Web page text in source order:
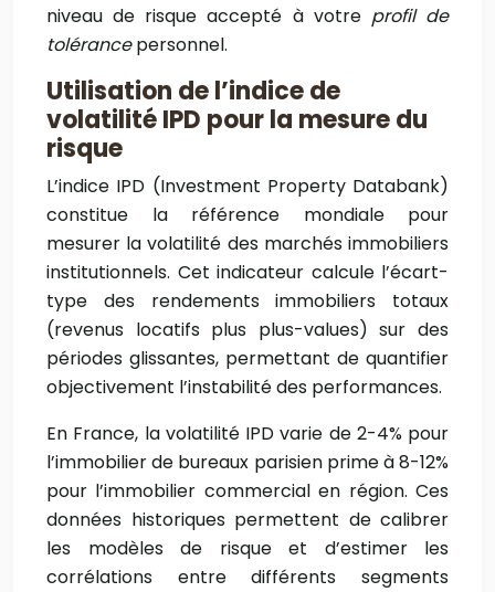
niveau de risque accepté à votre profil de
tolérancepersonnel.
Utilisation de l’indice de
volatilité IPD pour la mesure du
risque
L’indice IPD (Investment Property Databank)
constitue la référence mondiale pour
mesurer la volatilité des marchés immobiliers
institutionnels. Cet indicateur calcule l’écart-
type des rendements immobiliers totaux
(revenus locatifs plus plus-values) sur des
périodes glissantes, permettant de quantifier
objectivement l’instabilité des performances.
En France, la volatilité IPD varie de 2-4% pour
l’immobilier de bureaux parisien prime à 8-12%
pour l’immobilier commercial en région. Ces
données historiques permettent de calibrer
les modèles de risque et d’estimer les
corrélations entre différents segments